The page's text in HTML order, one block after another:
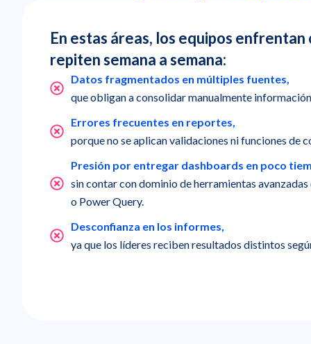
En estas áreas, los equipos enfrentan
repiten semana a semana:
Datos fragmentados en múltiples fuentes,
que obligan a consolidar manualmente
Errores frecuentes en reportes,
porque no se aplican validaciones ni funciones de
Presión por entregar dashboards en poco
sin contar con dominio de herramientas
o Power Query.
Desconfianza en los informes,
ya que los líderes reciben resultados distintos